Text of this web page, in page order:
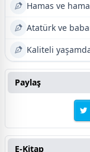
Hamas ve
Atatürk ve
Kaliteli
Paylaş
E-Kitap